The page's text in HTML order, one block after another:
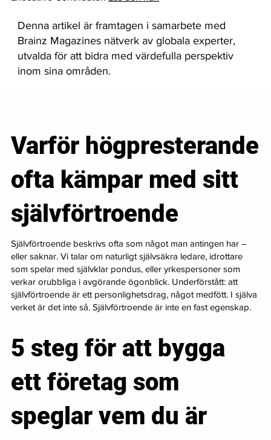
Denna artikel är framtagen i samarbete med
Brainz Magazines nätverk av globala experter,
utvalda för att bidra med värdefulla perspektiv
inom sina områden.
Varför högpresterande
ofta kämpar med sitt
självförtroende
Självförtroende beskrivs ofta som något man antingen har –
eller saknar. Vi talar om naturligt självsäkra ledare, idrottare
som spelar med självklar pondus, eller yrkespersoner som
verkar orubbliga i avgörande ögonblick. Underförstått: att
självförtroende är ett personlighetsdrag, något medfött. I själva
verket är det inte så. Självförtroende är inte en fast egenskap.
5 steg för att bygga
ett företag som
speglar vem du är